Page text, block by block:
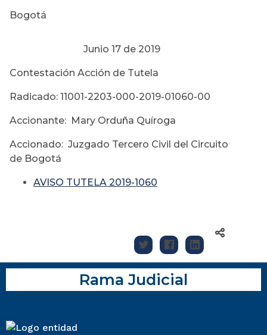
Bogotá
Junio 17 de 2019
Contestación Acción de Tutela
Radicado: 11001-2203-000-2019-01060-00
Accionante: Mary Orduña Quíroga
Accionado: Juzgado Tercero Civil del Circuito
de Bogotá
AVISO TUTELA 2019-1060
Rama Judicial